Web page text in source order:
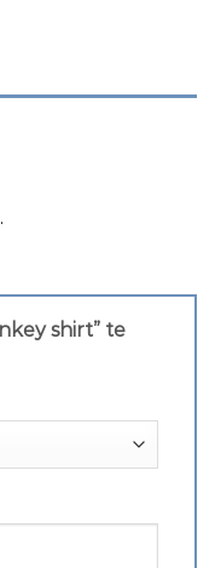
shirt” te